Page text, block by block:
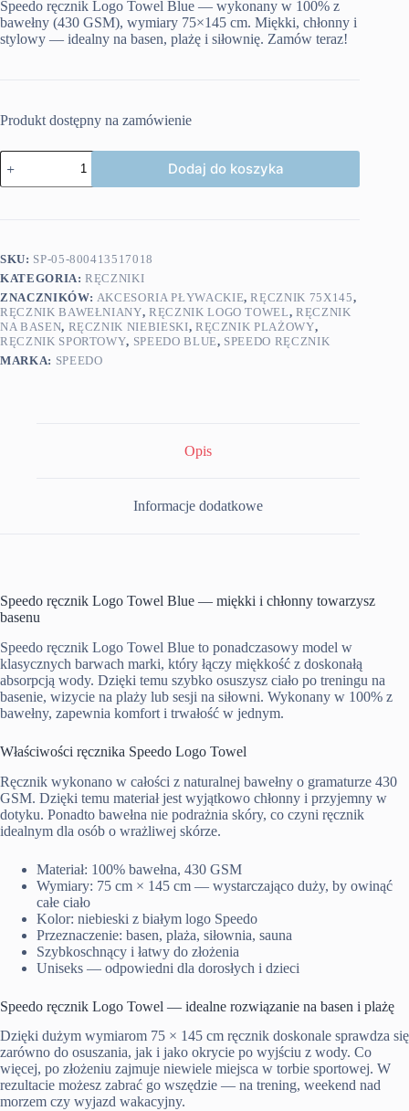
Speedo ręcznik Logo Towel Blue — wykonany w 100% z
bawełny (430 GSM), wymiary 75×145 cm. Miękki, chłonny i
stylowy — idealny na basen, plażę i siłownię. Zamów teraz!
Produkt dostępny na zamówienie
ilość
Speedo
ręcznik
Dodaj do koszyka
SKU: SP-05-800413517018
KATEGORIA:RĘCZNIKI
ZNACZNIKÓW: AKCESORIA PŁYWACKIE,RĘCZNIK 75X145,
RĘCZNIK BAWEŁNIANY,RĘCZNIK LOGO TOWEL,RĘCZNIK
NA BASEN, RĘCZNIK NIEBIESKI, RĘCZNIK PLAŻOWY,
RĘCZNIK SPORTOWY, SPEEDO BLUE, SPEEDO RĘCZNIK
MARKA: SPEEDO
Opis
Informacje dodatkowe
Speedo ręcznik Logo Towel Blue — miękki i chłonny towarzysz
basenu
Speedo ręcznik Logo Towel Blue to ponadczasowy model w
klasycznych barwach marki, który łączy miękkość z doskonałą
absorpcją wody. Dzięki temu szybko osuszysz ciało po treningu na
basenie, wizycie na plaży lub sesji na siłowni. Wykonany w 100% z
bawełny, zapewnia komfort i trwałość w jednym.
Właściwości ręcznika Speedo Logo Towel
Ręcznik wykonano w całości z naturalnej bawełny o gramaturze 430
GSM. Dzięki temu materiał jest wyjątkowo chłonny i przyjemny w
dotyku. Ponadto bawełna nie podrażnia skóry, co czyni ręcznik
idealnym dla osób o wrażliwej skórze.
Materiał: 100% bawełna, 430 GSM
Wymiary: 75 cm × 145 cm — wystarczająco duży, by owinąć
całe ciało
Kolor: niebieski z białym logo Speedo
Przeznaczenie: basen, plaża, siłownia, sauna
Szybkoschnący i łatwy do złożenia
Uniseks — odpowiedni dla dorosłych i dzieci
Speedo ręcznik Logo Towel — idealne rozwiązanie na basen i plażę
Dzięki dużym wymiarom 75 × 145 cm ręcznik doskonale sprawdza się
zarówno do osuszania, jak i jako okrycie po wyjściu z wody. Co
więcej, po złożeniu zajmuje niewiele miejsca w torbie sportowej. W
rezultacie możesz zabrać go wszędzie — na trening, weekend nad
morzem czy wyjazd wakacyjny.